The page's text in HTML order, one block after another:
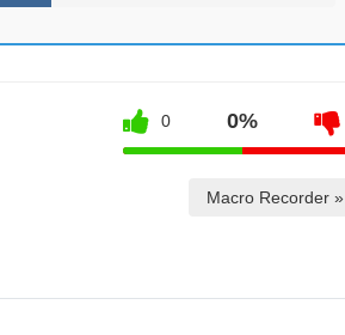
0 0%
Macro Recorder »